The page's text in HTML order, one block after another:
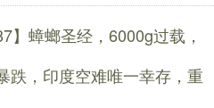
】蟑螂圣经，6000g过载，
跌，印度空难唯一幸存，重